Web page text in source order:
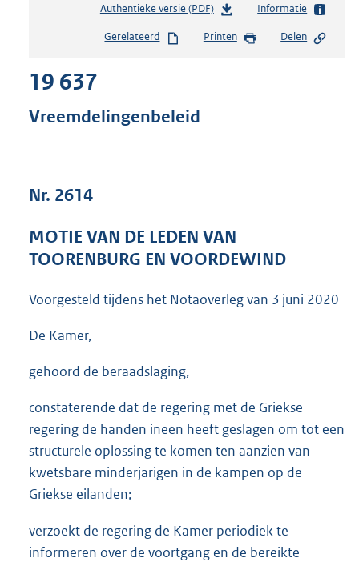
Authentieke versie (PDF)b
s
e
:
5
Informatie
Gerelateerd Printen Delen
19 637
Vreemdelingenbeleid
Nr. 2614
MOTIE VAN DE LEDEN VAN
TOORENBURG EN VOORDEWIND
Voorgesteld tijdens het Notaoverleg van 3 juni 2020
De Kamer,
gehoord de beraadslaging,
constaterende dat de regering met de Griekse
regering de handen ineen heeft geslagen om tot een
structurele oplossing te komen ten aanzien van
kwetsbare minderjarigen in de kampen op de
Griekse eilanden;
verzoekt de regering de Kamer periodiek te
informeren over de voortgang en de bereikte